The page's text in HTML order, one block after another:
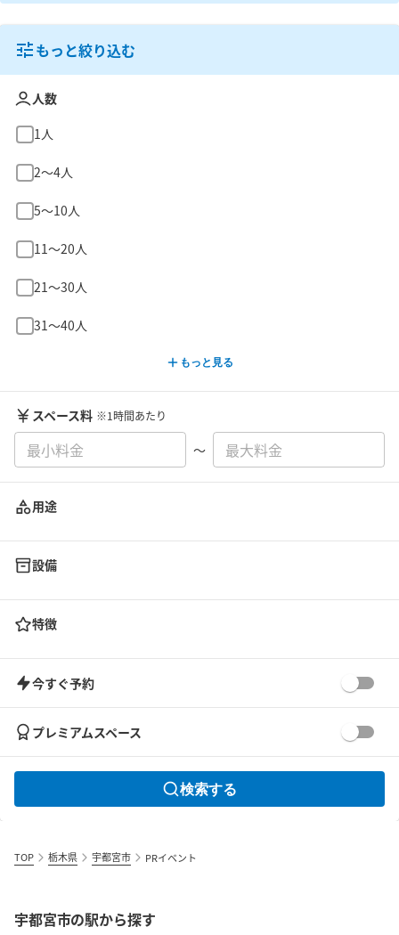
もっと絞り込む
人数
1人
2〜4人
5〜10人
11〜20人
21〜30人
31〜40人
もっと見る
スペース料 ※1時間あたり
〜
用途
設備
特徴
今すぐ予約
プレミアムスペース
検索する
TOP 栃木県 宇都宮市 PRイベント
宇都宮市の駅から探す